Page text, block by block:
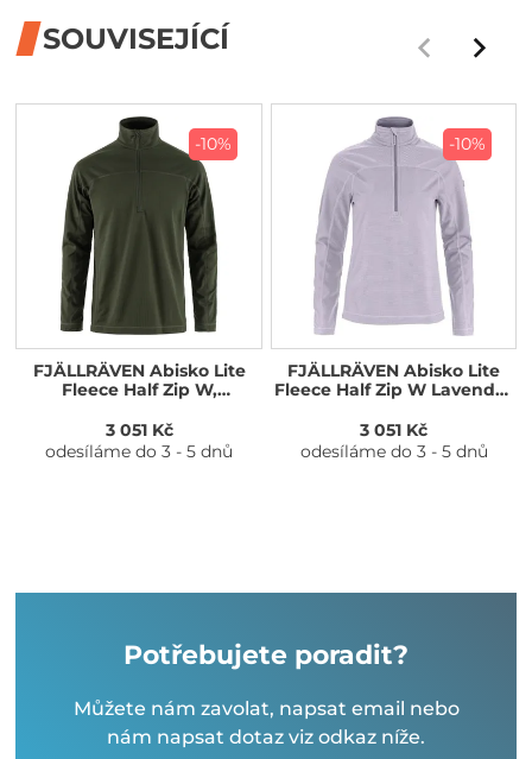
SOUVISEJÍCÍ
-10%
FJÄLLRÄVEN Abisko Lite
Fleece Half Zip W,
3 051 Kč
odesíláme do 3 - 5 dnů
-10%
FJÄLLRÄVEN Abisko Lite
Fleece Half Zip W Lavender
3 051 Kč
odesíláme do 3 - 5 dnů
Potřebujete poradit?
Můžete nám zavolat, napsat email nebo
nám napsat dotaz viz odkaz níže.